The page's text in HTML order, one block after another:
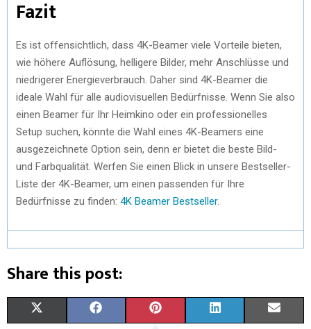
Fazit
Es ist offensichtlich, dass 4K-Beamer viele Vorteile bieten,
wie höhere Auflösung, helligere Bilder, mehr Anschlüsse und
niedrigerer Energieverbrauch. Daher sind 4K-Beamer die
ideale Wahl für alle audiovisuellen Bedürfnisse. Wenn Sie also
einen Beamer für Ihr Heimkino oder ein professionelles
Setup suchen, könnte die Wahl eines 4K-Beamers eine
ausgezeichnete Option sein, denn er bietet die beste Bild-
und Farbqualität. Werfen Sie einen Blick in unsere Bestseller-
Liste der 4K-Beamer, um einen passenden für Ihre
Bedürfnisse zu finden: 4K Beamer Bestseller.
Share this post: